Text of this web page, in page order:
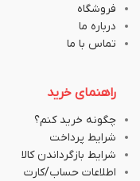
فروشگاه
درباره ما
تماس با ما
راهنمای خرید
چگونه خرید کنم؟
شرایط پرداخت
شرایط بازگرداندن کالا
اطلاعات حساب/کارت